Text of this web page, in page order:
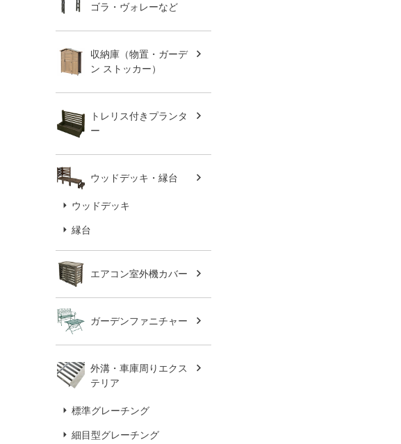
ゴラ・ヴォレーなど
収納庫（物置・ガーデ
ン ストッカー）
トレリス付きプランタ
ー
ウッドデッキ・縁台
ウッドデッキ
縁台
エアコン室外機カバー
ガーデンファニチャー
外溝・車庫周りエクス
テリア
標準グレーチング
細目型グレーチング